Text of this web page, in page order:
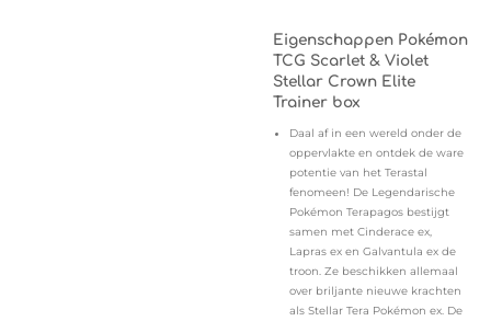
Eigenschappen Pokémon
TCG Scarlet & Violet
Stellar Crown Elite
Trainer box
Daal af in een wereld onder de
oppervlakte en ontdek de ware
potentie van het Terastal
fenomeen! De Legendarische
Pokémon Terapagos bestijgt
samen met Cinderace ex,
Lapras ex en Galvantula ex de
troon. Ze beschikken allemaal
over briljante nieuwe krachten
als Stellar Tera Pokémon ex. De